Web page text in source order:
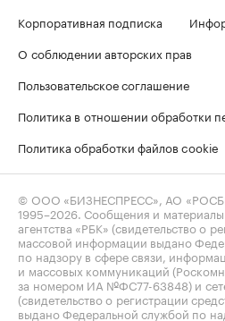
Корпоративная подписка
О соблюдении авторских прав
Пользовательское соглашение
Политика в отношении обработки
Политика обработки файлов cookie
© ООО «БИЗНЕСПРЕСС», АО
1995–2026 . Сообщения и
агентства «РБК» (свидетельство о
массовой информации выдано
по надзору в сфере связи,
и массовых коммуникаций
за номером ИА №ФС77-63848) и
(свидетельство о регистрации
выдано Федеральной службой по